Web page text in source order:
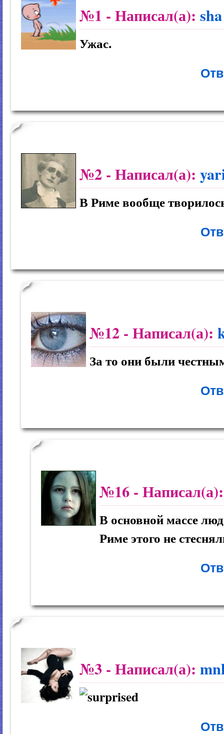
№1 - Написал(а): sha
Ужас.
№2 - Написал(а):
В Риме вообще
№12 - Написал(а):
За то они были
№16 -
В основной массе
Риме этого не
№3 - Написал(а):